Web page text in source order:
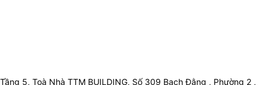
Tầng 5, Toà Nhà TTM BUILDING, Số 309 Bạch Đằng , Phường 2 ,